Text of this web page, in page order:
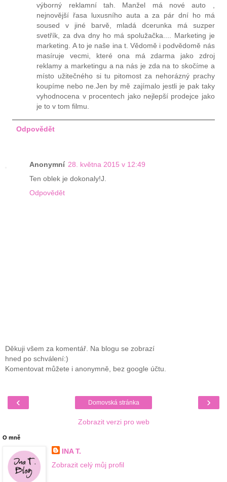
výborný reklamní tah. Manžel má nové auto ,
nejnovější řasa luxusního auta a za pár dní ho má
soused v jiné barvě, mladá dcerunka má suzper
svetřík, za dva dny ho má spolužačka.... Marketing je
marketing. A to je naše ina t. Vědomě i podvědomě nás
masíruje vecmi, které ona má zdarma jako zdroj
reklamy a marketingu a na nás je zda na to skočíme a
místo užitečného si tu pitomost za nehorázný prachy
koupíme nebo ne.Jen by mě zajímalo jestli je pak taky
vyhodnocena v procentech jako nejlepší prodejce jako
je to v tom filmu.
Odpovědět
Anonymní 28. května 2015 v 12:49
Ten oblek je dokonaly!J.
Odpovědět
Děkuji všem za komentář. Na blogu se zobrazí
hned po schválení:)
Komentovat můžete i anonymně, bez google účtu.
‹ ›
Domovská stránka
Zobrazit verzi pro web
O mně
INA T.
Zobrazit celý můj profil